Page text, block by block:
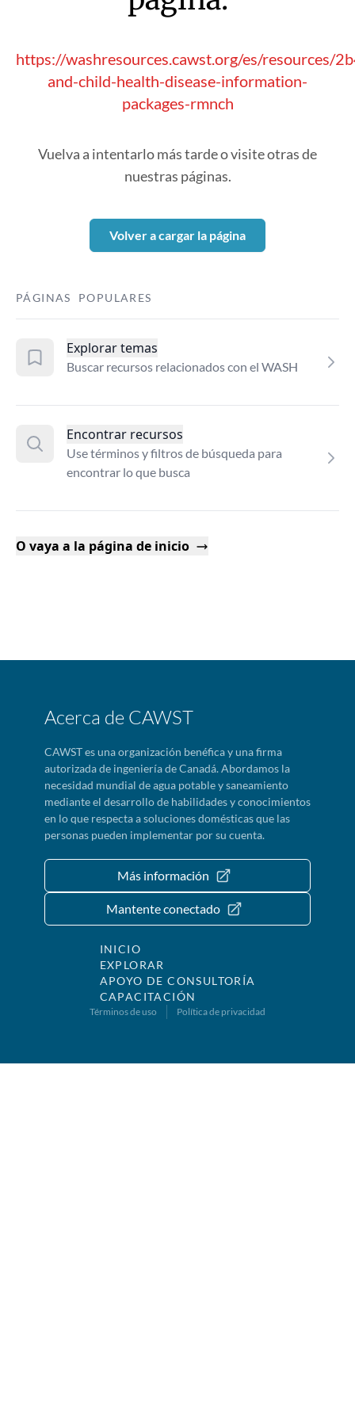
https://washresources.cawst.org/es/resources/
and-child-health-disease-information-
packages-rmnch
Vuelva a intentarlo más tarde o visite otras de
nuestras páginas.
Volver a cargar la página
PÁGINAS POPULARES
Explorar temas
Buscar recursos relacionados con el WASH
Encontrar recursos
Use términos y filtros de búsqueda para
encontrar lo que busca
O vaya a la página de inicio
Acerca de CAWST
CAWST es una organización benéfica y una firma
autorizada de ingeniería de Canadá. Abordamos la
necesidad mundial de agua potable y saneamiento
mediante el desarrollo de habilidades y conocimientos
en lo que respecta a soluciones domésticas que las
personas pueden implementar por su cuenta.
Más información
Mantente conectado
INICIO
EXPLORAR
APOYO DE CONSULTORÍA
CAPACITACIÓN
Términos de uso Política de privacidad